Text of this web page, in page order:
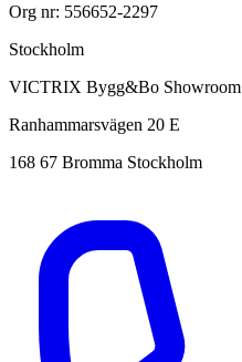
Org nr: 556652-2297
Stockholm
VICTRIX Bygg&Bo Showroom
Ranhammarsvägen 20 E
168 67 Bromma Stockholm